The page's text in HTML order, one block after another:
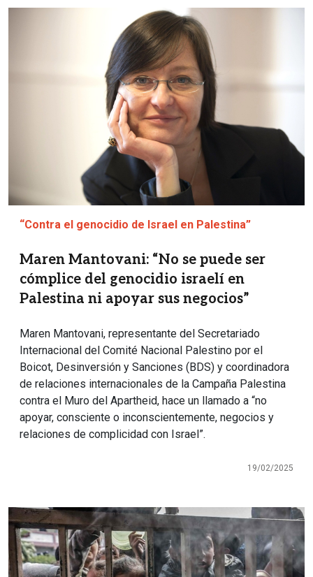
“Contra el genocidio de Israel en Palestina”
Maren Mantovani: “No se puede ser
cómplice del genocidio israelí en
Palestina ni apoyar sus negocios”
Maren Mantovani, representante del Secretariado
Internacional del Comité Nacional Palestino por el
Boicot, Desinversión y Sanciones (BDS) y coordinadora
de relaciones internacionales de la Campaña Palestina
contra el Muro del Apartheid, hace un llamado a “no
apoyar, consciente o inconscientemente, negocios y
relaciones de complicidad con Israel”.
19/02/2025
Imagen